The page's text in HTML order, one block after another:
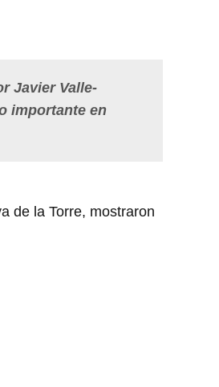
Javier Valle-
importante en
de la Torre, mostraron